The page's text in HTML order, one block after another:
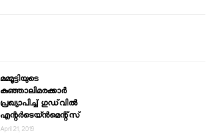
മമ്മൂട്ടിയുടെ
കുഞ്ഞാലിമരക്കാര്‍
പ്രഖ്യാപിച്ച് ഗുഡ്‌വില്‍
എന്റര്‍ടെയ്ന്‍മെന്റ്‌സ്
April 21, 2019